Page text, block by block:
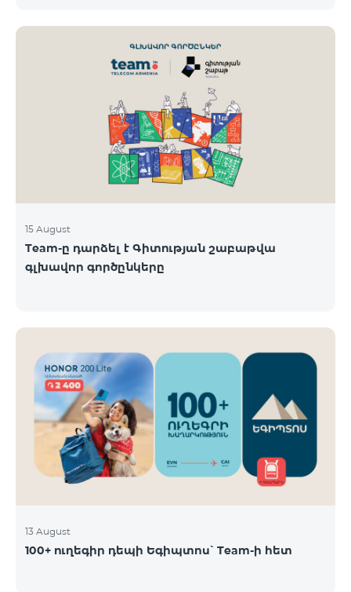
քարտի` TeamTok կանխավճարային
սակագնային փաթեթի հեռախոսահամարով։
Հաղթող հեռախոսահամարներն ընտրվելու են
պատահական թվերի գեներատորի միջոցով։
Հետևեք մեզ Team-ի Facebook-յան և YouTube-յան
ալիքների պաշտոնական էջերում: Մանրամասն
https://www.telecomarmenia.am/hy/B2S
15 August
Team-ը դարձել է Գիտության շաբաթվա
գլխավոր գործընկերը
13 August
100+ ուղեգիր դեպի Եգիպտոս՝ Team-ի հետ